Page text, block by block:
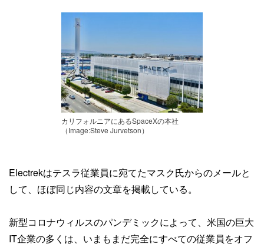
カリフォルニアにあるSpaceXの本社
（Image:Steve Jurvetson）
Electrekはテスラ従業員に宛てたマスク氏からのメールと
して、ほぼ同じ内容の文章を掲載している。
新型コロナウィルスのパンデミックによって、米国の巨大
IT企業の多くは、いまもまだ完全にすべての従業員をオフ